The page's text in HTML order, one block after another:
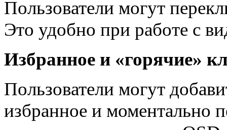
Пользователи могут
Это удобно при работе с
Избранное и «горячие»
Пользователи могут
избранное и моментально